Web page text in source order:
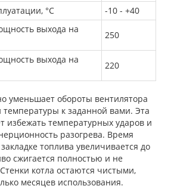
°C
-10 - +40
выхода на
250
выхода на
220
уменьшает обороты вентилятора
к заданной вами. Эта
избежать температурных ударов и
разогрева. Время
топлива увеличивается до
сжигается полностью и не
котла остаются чистыми,
месяцев использования.